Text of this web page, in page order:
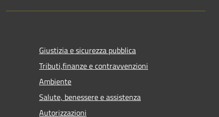
Giustizia e sicurezza pubblica
Tributi,finanze e contravvenzioni
Ambiente
Salute, benessere e assistenza
Autorizzazioni